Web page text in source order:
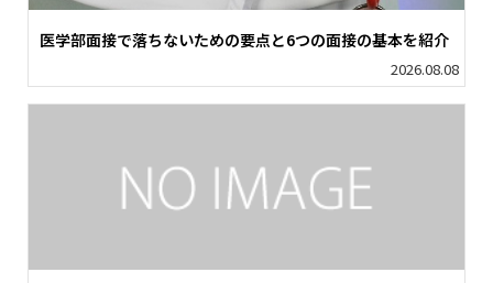
医学部面接で落ちないための要点と6つの面接の基本を紹介
2026.08.08